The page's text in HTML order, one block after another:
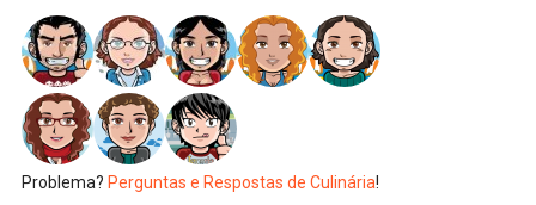
Problema? Perguntas e Respostas de Culinária!